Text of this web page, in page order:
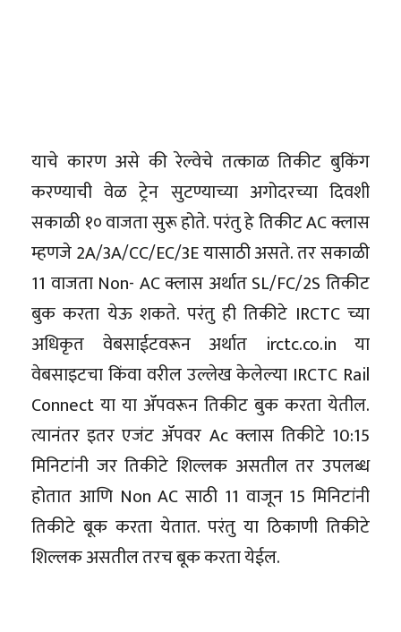
याचे कारण असे की रेल्वेचे तत्काळ तिकीट बुकिंग
करण्याची वेळ ट्रेन सुटण्याच्या अगोदरच्या दिवशी
सकाळी १० वाजता सुरू होते. परंतु हे तिकीट AC क्लास
म्हणजे 2A/3A/CC/EC/3E यासाठी असते. तर सकाळी
11 वाजता Non- AC क्लास अर्थात SL/FC/2S तिकीट
बुक करता येऊ शकते. परंतु ही तिकीटे IRCTC च्या
अधिकृत वेबसाईटवरून अर्थात irctc.co.in या
वेबसाइटचा किंवा वरील उल्लेख केलेल्या IRCTC Rail
Connect या या ॲपवरून तिकीट बुक करता येतील.
त्यानंतर इतर एजंट ॲपवर Ac क्लास तिकीटे 10:15
मिनिटांनी जर तिकीटे शिल्लक असतील तर उपलब्ध
होतात आणि Non AC साठी 11 वाजून 15 मिनिटांनी
तिकीटे बूक करता येतात. परंतु या ठिकाणी तिकीटे
शिल्लक असतील तरच बूक करता येईल.